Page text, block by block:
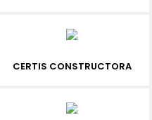
CERTIS CONSTRUCTORA